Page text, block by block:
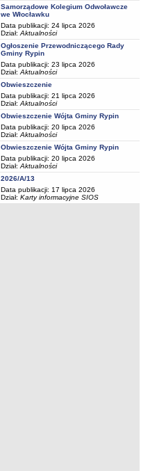
Samorządowe Kolegium Odwoławcze
we Włocławku
Data publikacji: 24 lipca 2026
Dział: Aktualności
Ogłoszenie Przewodniczącego Rady
Gminy Rypin
Data publikacji: 23 lipca 2026
Dział: Aktualności
Obwieszczenie
Data publikacji: 21 lipca 2026
Dział: Aktualności
Obwieszczenie Wójta Gminy Rypin
Data publikacji: 20 lipca 2026
Dział: Aktualności
Obwieszczenie Wójta Gminy Rypin
Data publikacji: 20 lipca 2026
Dział: Aktualności
2026/A/13
Data publikacji: 17 lipca 2026
Dział: Karty informacyjne SIOS